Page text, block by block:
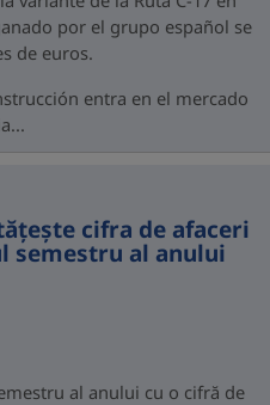
por el grupo español se
de euros.
entra en el mercado
cifra de afaceri
semestru al anului
al anului cu o cifră de